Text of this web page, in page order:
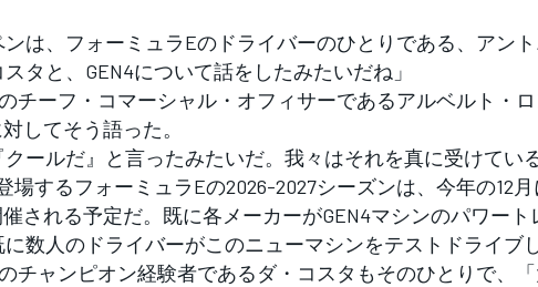
ンは、フォーミュラEのドライバーのひとりである、アン
タと、GEN4について話をしたみたいだね」
チーフ・コマーシャル・オフィサーであるアルベルト・ロ
してそう語った。
クールだ』と言ったみたいだ。我々はそれを真に受けてい
場するフォーミュラEの2026-2027シーズンは、今年の12月
される予定だ。既に各メーカーがGEN4マシンのパワート
数人のドライバーがこのニューマシンをテストドライブ
チャンピオン経験者であるダ・コスタもそのひとりで、